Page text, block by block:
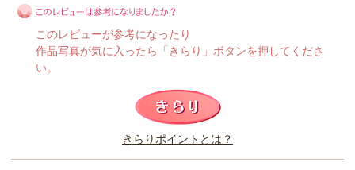
このレビューは参考になりましたか？
このレビューが参考になったり
作品写真が気に入ったら「きらり」ボタンを押してくださ
い。
きらりポイントとは？